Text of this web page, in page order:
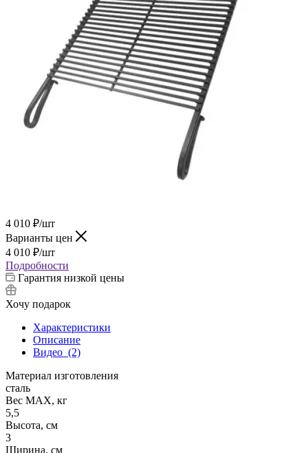
4 010 ₽/шт
Варианты цен
4 010 ₽/шт
Подробности
Гарантия низкой цены
Хочу подарок
Характеристики
Описание
Видео (2)
Материал изготовления
сталь
Вес МАХ, кг
5,5
Высота, см
3
Ширина, см